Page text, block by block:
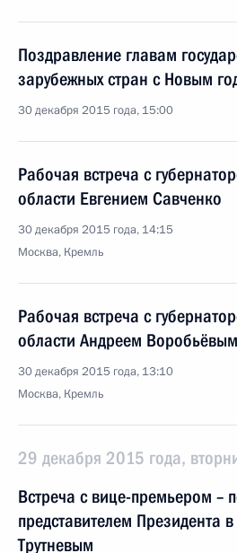
Поздравление главам
зарубежных стран с Новым
30 декабря 2015 года, 15:00
Рабочая встреча с
области Евгением Савченко
30 декабря 2015 года, 14:15
Москва, Кремль
Рабочая встреча с
области Андреем Воробьёвым
30 декабря 2015 года, 13:10
Москва, Кремль
29 декабря 2015 года,
Встреча с вице-премьером –
представителем
Трутневым